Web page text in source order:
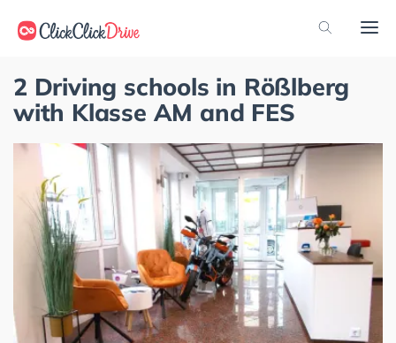
2 Driving schools in Rößlberg
with Klasse AM and FES